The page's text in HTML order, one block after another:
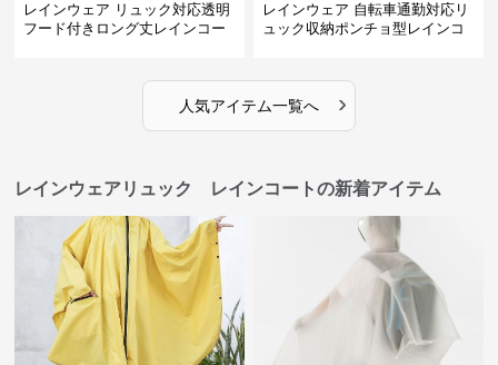
レインウェア リュック対応透明
フード付きロング丈レインコー
レインウェア 自転車通勤対応リ
ュック収納ポンチョ型レインコ
人気アイテム一覧へ ›
レインウェアリュック レインコートの新着アイテム